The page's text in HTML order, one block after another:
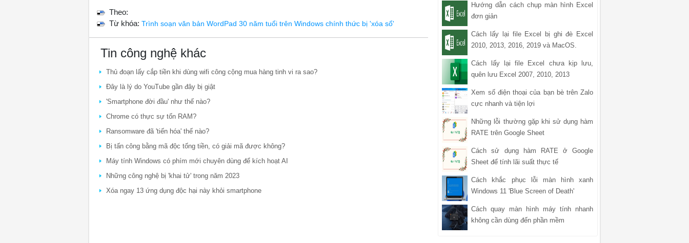
Theo:
Từ khóa: Trình soạn văn bản WordPad 30 năm tuổi trên Windows chính thức bị 'xóa sổ'
Tin công nghệ khác
Thủ đoạn lấy cắp tiền khi dùng wifi công cộng mua hàng tinh vi ra sao?
Đây là lý do YouTube gần đây bị giật
'Smartphone đời đầu' như thế nào?
Chrome có thực sự tốn RAM?
Ransomware đã 'tiến hóa' thế nào?
Bị tấn công bằng mã độc tống tiền, có giải mã được không?
Máy tính Windows có phím mới chuyên dùng để kích hoạt AI
Những công nghệ bị 'khai tử' trong năm 2023
Xóa ngay 13 ứng dụng độc hại này khỏi smartphone
Hướng dẫn cách chụp màn hình Excel
đơn giản
Cách lấy lại file Excel bị ghi đè Excel
2010, 2013, 2016, 2019 và MacOS.
Cách lấy lại file Excel chưa kịp lưu,
quên lưu Excel 2007, 2010, 2013
Xem số điện thoại của bạn bè trên Zalo
cực nhanh và tiện lợi
Những lỗi thường gặp khi sử dụng hàm
RATE trên Google Sheet
Cách sử dụng hàm RATE ở Google
Sheet để tính lãi suất thực tế
Cách khắc phục lỗi màn hình xanh
Windows 11 'Blue Screen of Death'
Cách quay màn hình máy tính nhanh
không cần dùng đến phần mềm